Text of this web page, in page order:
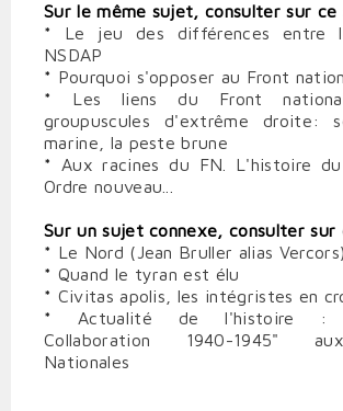
Sur le même sujet, consulter sur
* Le jeu des différences
NSDAP
* Pourquoi s'opposer au Front
* Les liens du Front
groupuscules d'extrême droite:
marine, la peste brune
* Aux racines du FN. L'histoire
Ordre nouveau...
Sur un sujet connexe, consulter
* Le Nord (Jean Bruller alias Vercors)
* Quand le tyran est élu
* Civitas apolis, les intégristes en
* Actualité de l'histoire :
Collaboration 1940-1945"
Nationales